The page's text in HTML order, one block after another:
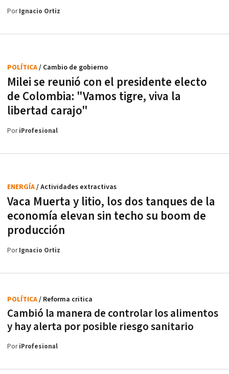
PorIgnacio Ortiz
Milei se reunió con el presidente electo
de Colombia: "Vamos tigre, viva la
libertad carajo"
POLÍTICA/ Cambio de gobierno
PoriProfesional
Vaca Muerta y litio, los dos tanques de la
economía elevan sin techo su boom de
producción
ENERGÍA/ Actividades extractivas
PorIgnacio Ortiz
Cambió la manera de controlar los alimentos
y hay alerta por posible riesgo sanitario
POLÍTICA/ Reforma critica
PoriProfesional